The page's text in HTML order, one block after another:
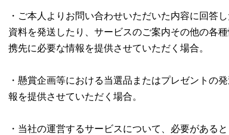
・ご本人よりお問い合わせいただいた内容に回答
資料を発送したり、サービスのご案内その他の各
携先に必要な情報を提供させていただく場合。
・懸賞企画等における当選品またはプレゼントの
報を提供させていただく場合。
・当社の運営するサービスについて、必要がある